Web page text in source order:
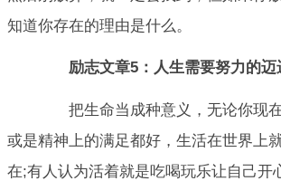
知道你存在的理由是什么。
励志文章5：人生需要努力的迈
把生命当成种意义，无论你现
或是精神上的满足都好，生活在世界上
在;有人认为活着就是吃喝玩乐让自己开